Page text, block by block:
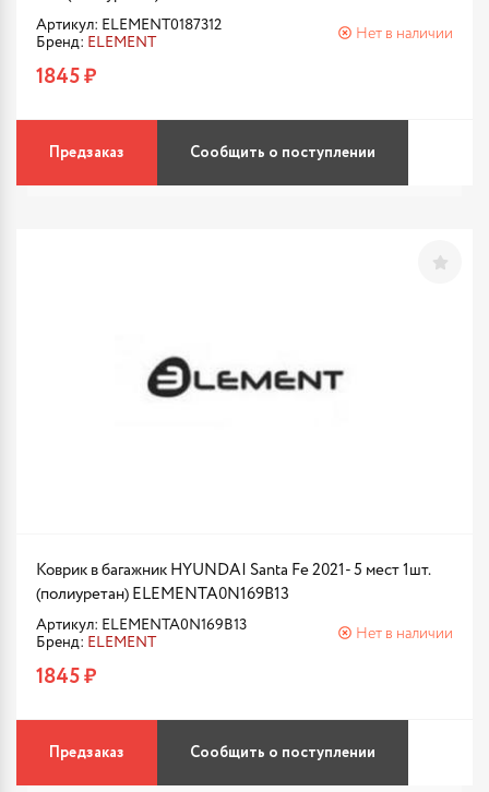
Артикул: ELEMENT0187312
Бренд: ELEMENT
Нет в наличии
1845 ₽
Предзаказ Сообщить о поступлении
Коврик в багажник HYUNDAI Santa Fe 2021- 5 мест 1шт.
(полиуретан) ELEMENTA0N169B13
Артикул: ELEMENTA0N169B13
Бренд: ELEMENT
Нет в наличии
1845 ₽
Предзаказ Сообщить о поступлении